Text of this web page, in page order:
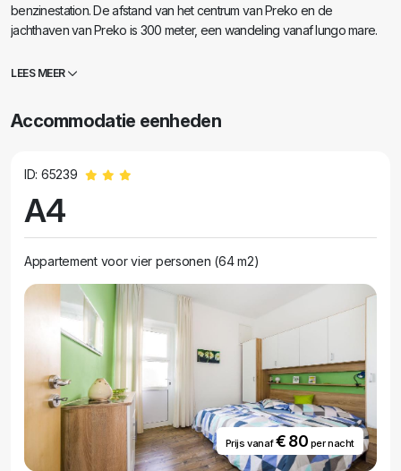
benzinestation. De afstand van het centrum van Preko en de
jachthaven van Preko is 300 meter, een wandeling vanaf lungo mare.
van zand en grind, strandstoelen en parasols zijn aanwezig. Een kleine
een tafel en stoelen om aan te zitten en te eten. Parkeren is mogelijk in
LEES MEER
Accommodatie eenheden
ID: 65239
A4
Appartement voor vier personen (64 m2)
Prijs vanaf€ 80 per nacht